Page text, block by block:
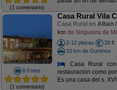
(1 comentario)
8 Fotos
(1 comentario)
Casa Rural Vila
Casa Rural en Alban
km de Nogueira de
2-12 plazas
28 €
10 km de Ourense
Casa Rural
restauración como
Es una casa del s.